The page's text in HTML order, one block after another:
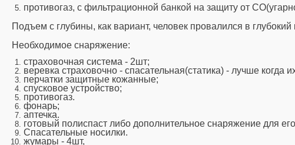
противогаз, с фильтрационной банкой на защиту от
Подъем с глубины, как вариант, человек провалился в глубокий
Необходимое снаряжение:
страховочная система - 2шт;
веревка страховочно - спасательная(статика) - лучше когда
перчатки защитные кожанные;
спусковое устройство;
противогаз.
фонарь;
аптечка.
готовый полиспаст либо дополнительное снаряжение для
Спасательные носилки.
жумары - 4шт,